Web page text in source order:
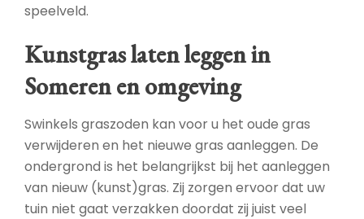
speelveld.
Kunstgras laten leggen in
Someren en omgeving
Swinkels graszoden kan voor u het oude gras
verwijderen en het nieuwe gras aanleggen. De
ondergrond is het belangrijkst bij het aanleggen
van nieuw (kunst)gras. Zij zorgen ervoor dat uw
tuin niet gaat verzakken doordat zij juist veel